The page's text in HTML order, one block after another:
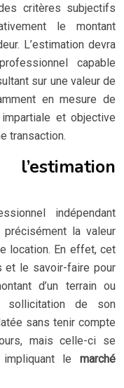
critères subjectifs
le montant
L’estimation devra
capable
sur une valeur de
en mesure de
et objective
transaction.
indépendant
la valeur
location. En effet, cet
et le savoir-faire pour
d’un terrain ou
sollicitation de son
sans tenir compte
mais celle-ci se
le marché